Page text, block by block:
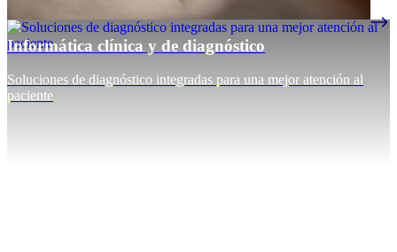
Informática clínica y de diagnóstico
Soluciones de diagnóstico integradas para una mejor atención al
paciente